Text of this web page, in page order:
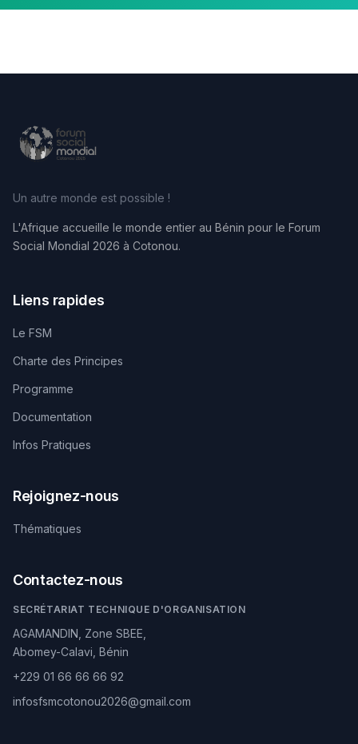
Un autre monde est possible !
L'Afrique accueille le monde entier au Bénin pour le Forum
Social Mondial 2026 à Cotonou.
Liens rapides
Le FSM
Charte des Principes
Programme
Documentation
Infos Pratiques
Rejoignez-nous
Thématiques
Contactez-nous
SECRÉTARIAT TECHNIQUE D'ORGANISATION
AGAMANDIN, Zone SBEE,
Abomey-Calavi, Bénin
+229 01 66 66 66 92
infosfsmcotonou2026@gmail.com